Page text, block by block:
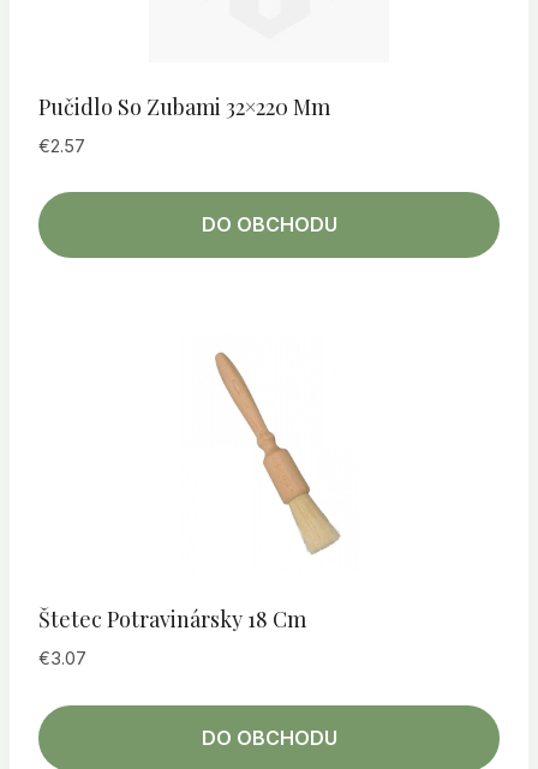
Pučidlo So Zubami 32×220 Mm
€2.57
DO OBCHODU
Štetec Potravinársky 18 Cm
€3.07
DO OBCHODU